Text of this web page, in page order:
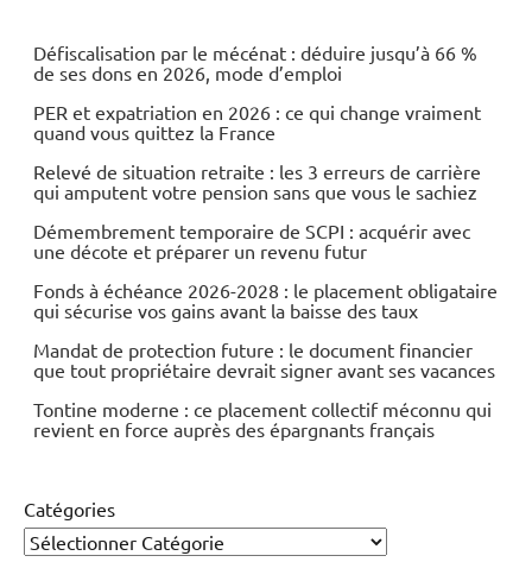
Défiscalisation par le mécénat : déduire jusqu’à 66 %
de ses dons en 2026, mode d’emploi
PER et expatriation en 2026 : ce qui change vraiment
quand vous quittez la France
Relevé de situation retraite : les 3 erreurs de carrière
qui amputent votre pension sans que vous le sachiez
Démembrement temporaire de SCPI : acquérir avec
une décote et préparer un revenu futur
Fonds à échéance 2026-2028 : le placement obligataire
qui sécurise vos gains avant la baisse des taux
Mandat de protection future : le document financier
que tout propriétaire devrait signer avant ses vacances
Tontine moderne : ce placement collectif méconnu qui
revient en force auprès des épargnants français
Catégories